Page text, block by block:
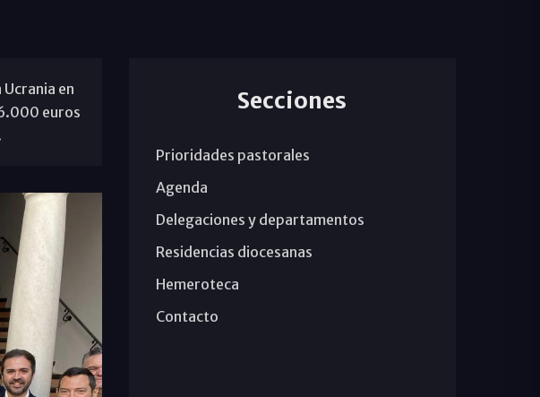
en
euros
Secciones
Prioridades pastorales
Agenda
Delegaciones y departamentos
Residencias diocesanas
Hemeroteca
Contacto